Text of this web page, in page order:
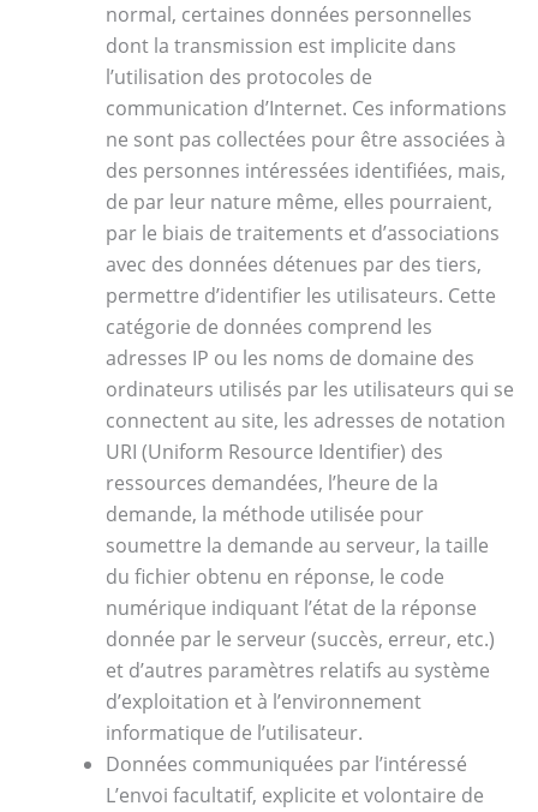
normal, certaines données personnelles
dont la transmission est implicite dans
l’utilisation des protocoles de
communication d’Internet. Ces informations
ne sont pas collectées pour être associées à
des personnes intéressées identifiées, mais,
de par leur nature même, elles pourraient,
par le biais de traitements et d’associations
avec des données détenues par des tiers,
permettre d’identifier les utilisateurs. Cette
catégorie de données comprend les
adresses IP ou les noms de domaine des
ordinateurs utilisés par les utilisateurs qui se
connectent au site, les adresses de notation
URI (Uniform Resource Identifier) des
ressources demandées, l’heure de la
demande, la méthode utilisée pour
soumettre la demande au serveur, la taille
du fichier obtenu en réponse, le code
numérique indiquant l’état de la réponse
donnée par le serveur (succès, erreur, etc.)
et d’autres paramètres relatifs au système
d’exploitation et à l’environnement
informatique de l’utilisateur.
Données communiquées par l’intéressé
L’envoi facultatif, explicite et volontaire de